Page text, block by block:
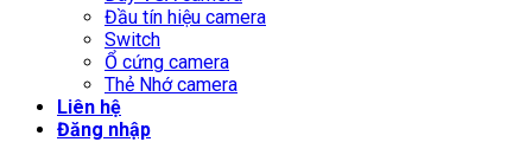
Đầu tín hiệu camera
Switch
Ổ cứng camera
Thẻ Nhớ camera
Liên hệ
Đăng nhập